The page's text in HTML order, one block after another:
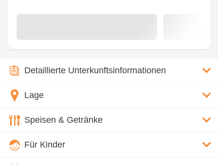
Detaillierte Unterkunftsinformationen
Lage
Speisen & Getränke
Für Kinder